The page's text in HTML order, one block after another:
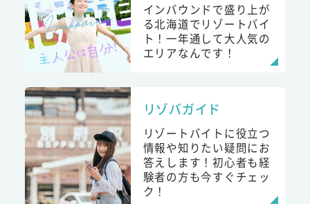
インバウンドで盛り上が
る北海道でリゾートバイ
ト！一年通して大人気の
エリアなんです！
リゾバガイド
リゾートバイトに役立つ
情報や知りたい疑問にお
答えします！初心者も経
験者の方も今すぐチェッ
ク！